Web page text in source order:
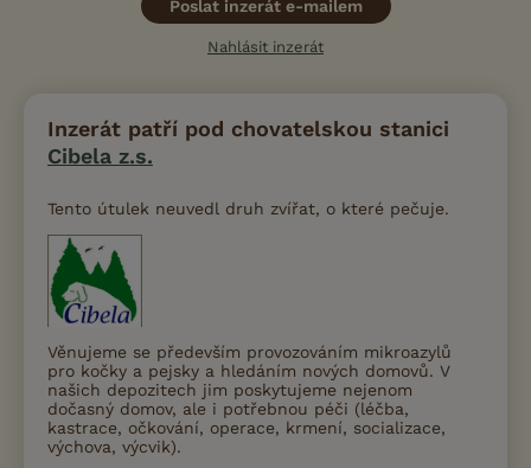
Poslat inzerát e-mailem
Nahlásit inzerát
Inzerát patří pod chovatelskou stanici
Cibela z.s.
Tento útulek neuvedl druh zvířat, o které pečuje.
Věnujeme se především provozováním mikroazylů
pro kočky a pejsky a hledáním nových domovů. V
našich depozitech jim poskytujeme nejenom
dočasný domov, ale i potřebnou péči (léčba,
kastrace, očkování, operace, krmení, socializace,
výchova, výcvik).